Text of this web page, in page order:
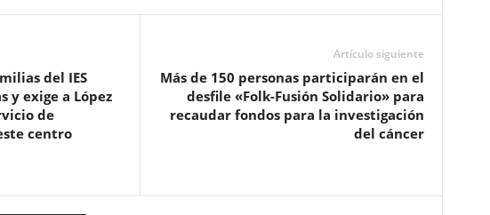
del IES
y exige a López
de
centro
Artículo siguiente
Más de 150 personas participarán en el
desfile «Folk-Fusión Solidario» para
recaudar fondos para la investigación
del cáncer